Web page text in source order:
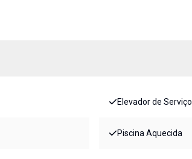
Elevador de Serviço
Piscina Aquecida